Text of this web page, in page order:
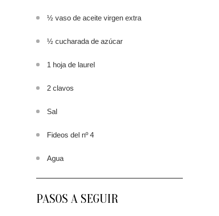
½ vaso de aceite virgen extra
½ cucharada de azúcar
1 hoja de laurel
2 clavos
Sal
Fideos del nº 4
Agua
PASOS A SEGUIR